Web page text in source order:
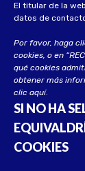
El titular de la
datos de
Por favor, haga
cookies, o en
qué cookies
obtener más
clic aquí.
SI NO HA
COOKIES